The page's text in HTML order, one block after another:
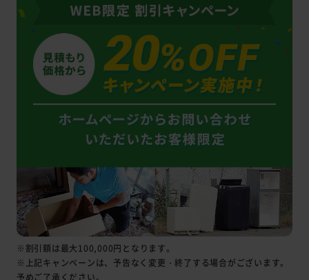
※割引額は最大100,000円となります。
※上記キャンペーンは、予告なく変更・終了する場合がございます。
予めご了承ください。